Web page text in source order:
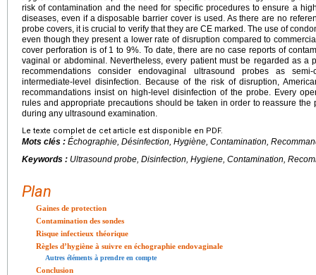
risk of contamination and the need for specific procedures to ensure a
diseases, even if a disposable barrier cover is used. As there are no
probe covers, it is crucial to verify that they are CE marked. The use of
even though they present a lower rate of disruption compared to
cover perforation is of 1 to 9%. To date, there are no case reports of
vaginal or abdominal. Nevertheless, every patient must be regarded as a
recommendations consider endovaginal ultrasound probes as
intermediate-level disinfection. Because of the risk of disruption,
recommandations insist on high-level disinfection of the probe. Every
rules and appropriate precautions should be taken in order to reassure the
during any ultrasound examination.
Le texte complet de cet article est disponible en PDF.
Mots clés : Échographie, Désinfection, Hygiène, Contamination,
Keywords : Ultrasound probe, Disinfection, Hygiene, Contamination,
Plan
Gaines de protection
Contamination des sondes
Risque infectieux théorique
Règles d’hygiène à suivre en échographie endovaginale
Autres éléments à prendre en compte
Conclusion